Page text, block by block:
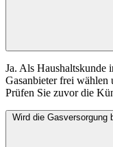
Ja. Als Haushaltskunde
Gasanbieter frei
Prüfen Sie zuvor die
Wird die Gasversorgung